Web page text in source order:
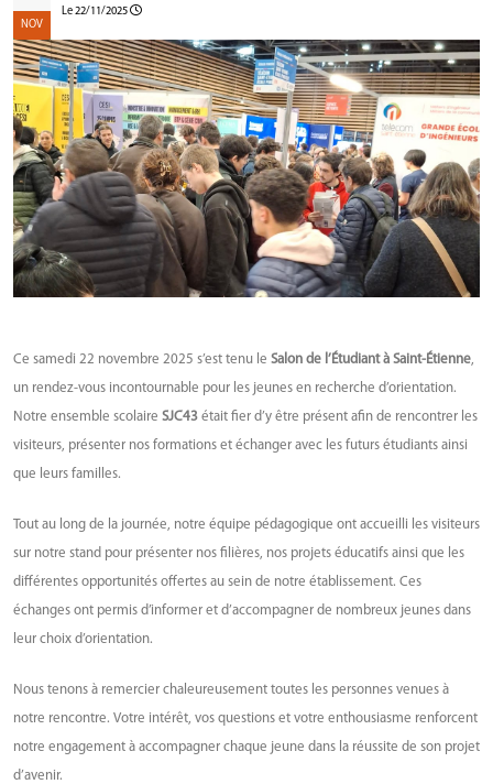
NOV
Le 22/11/2025
Ce samedi 22 novembre 2025 s’est tenu le Salon de l’Étudiant à Saint-Étienne
un rendez-vous incontournable pour les jeunes en recherche d’orientation.
Notre ensemble scolaire SJC43 était fier d’y être présent afin de rencontrer les
visiteurs, présenter nos formations et échanger avec les futurs étudiants ainsi
que leurs familles.
Tout au long de la journée, notre équipe pédagogique ont accueilli les visiteurs
sur notre stand pour présenter nos filières, nos projets éducatifs ainsi que les
différentes opportunités offertes au sein de notre établissement. Ces
échanges ont permis d’informer et d’accompagner de nombreux jeunes dans
leur choix d’orientation.
Nous tenons à remercier chaleureusement toutes les personnes venues à
notre rencontre. Votre intérêt, vos questions et votre enthousiasme renforcent
notre engagement à accompagner chaque jeune dans la réussite de son projet
d’avenir.